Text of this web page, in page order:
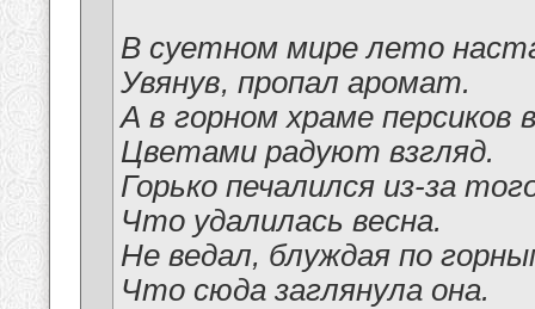
В суетном мире лето
Увянув, пропал аромат.
А в горном храме персиков
Цветами радуют взгляд.
Горько печалился из-за
Что удалилась весна.
Не ведал, блуждая по
Что сюда заглянула она.